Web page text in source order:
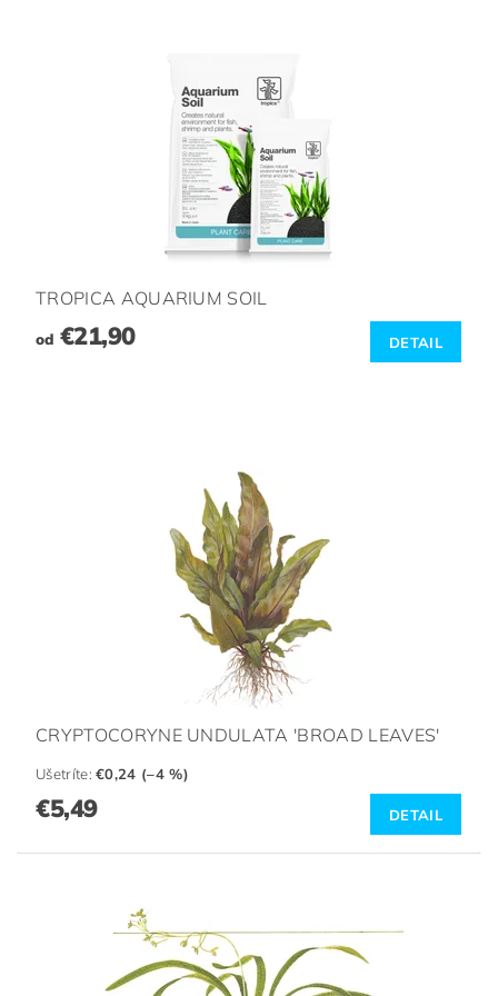
TROPICA AQUARIUM SOIL
od €21,90 DETAIL
CRYPTOCORYNE UNDULATA 'BROAD LEAVES'
Ušetríte:€0,24 (–4 %)
€5,49 DETAIL